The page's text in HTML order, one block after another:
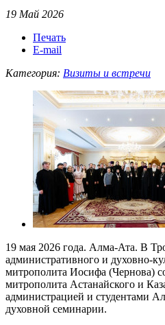
19 Май 2026
Печать
E-mail
Категория: Визиты и встречи
19 мая 2026 года. Алма-Ата. В
административного и духовно-
митрополита Иосифа (Чернова)
митрополита Астанайского и
администрацией и студентами
духовной семинарии.